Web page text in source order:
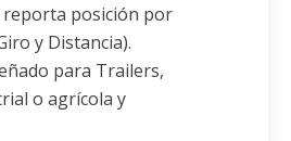
reporta posición por
y Distancia).
para Trailers,
o agrícola y